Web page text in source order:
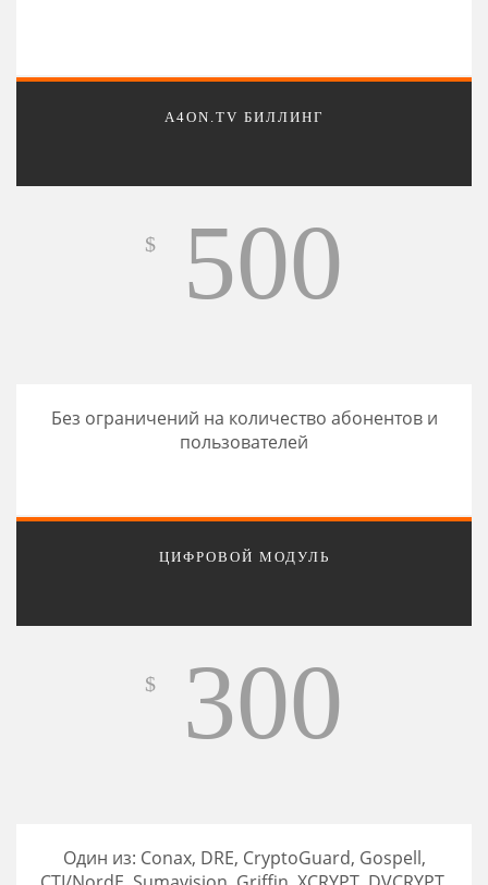
A4ON.TV БИЛЛИНГ
$ 500
Без ограничений на количество абонентов и
пользователей
ЦИФРОВОЙ МОДУЛЬ
$ 300
Один из: Conax, DRE, CryptoGuard, Gospell,